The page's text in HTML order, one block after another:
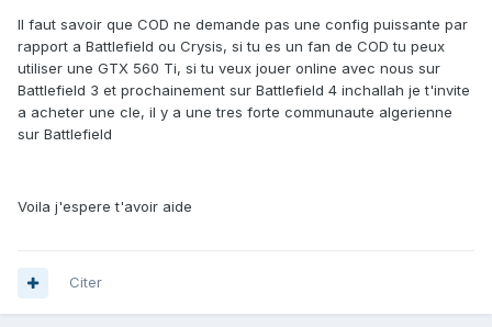
Il faut savoir que COD ne demande pas une config puissante par
rapport a Battlefield ou Crysis, si tu es un fan de COD tu peux
utiliser une GTX 560 Ti, si tu veux jouer online avec nous sur
Battlefield 3 et prochainement sur Battlefield 4 inchallah je t'invite
a acheter une cle, il y a une tres forte communaute algerienne
sur Battlefield
Voila j'espere t'avoir aide
Citer